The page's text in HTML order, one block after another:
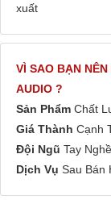
xuất
VÌ SAO BẠN
AUDIO ?
Sản Phẩm Chất
Giá Thành Cạnh
Đội Ngũ Tay
Dịch Vụ Sau Bán